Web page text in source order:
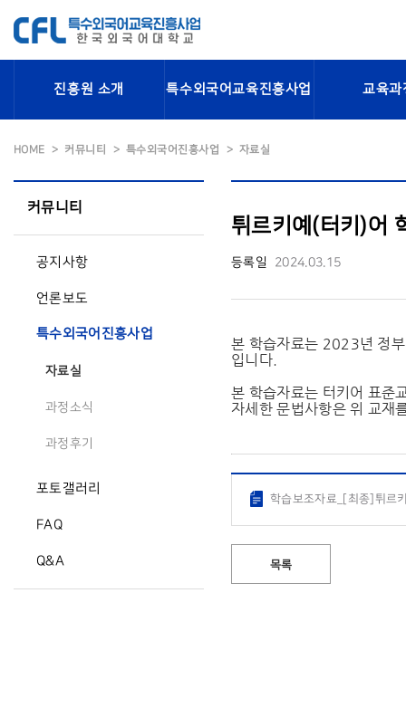
진흥원 소개 특수외국어교육진흥사업 교육과
HOME 커뮤니티 특수외국어진흥사업 자료실
커뮤니티
공지사항
언론보도
특수외국어진흥사업
자료실
과정소식
과정후기
포토갤러리
FAQ
Q&A
튀르키예(터키)어
등록일 2024.03.15
본 학습자료는 2023년 정
입니다.
본 학습자료는 터키어 표
자세한 문법사항은 위 교재
학습보조자료_[최종]튀르
목록